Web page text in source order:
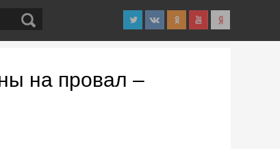
на провал –